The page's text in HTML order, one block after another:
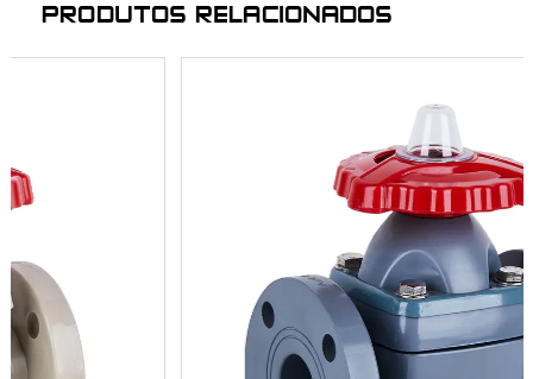
PRODUTOS RELACIONADOS